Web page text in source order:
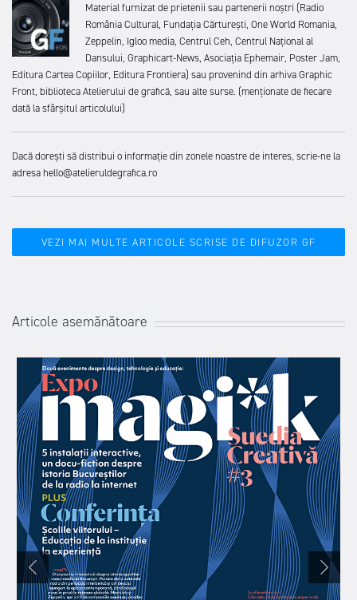
Material furnizat de prietenii sau partenerii noștri (Radio
România Cultural, Fundația Cărturești, One World Romania,
Zeppelin, Igloo media, Centrul Ceh, Centrul Național al
Dansului, Graphicart-News, Asociația Ephemair, Poster Jam,
Editura Cartea Copiilor, Editura Frontiera) sau provenind din arhiva Graphic
Front, biblioteca Atelierului de grafică, sau alte surse. (menționate de fiecare
dată la sfârșitul articolului)
Dacă dorești să distribui o informație din zonele noastre de interes, scrie-ne la
adresa hello@atelieruldegrafica.ro
VEZI MAI MULTE ARTICOLE SCRISE DE DIFUZOR GF
Articole asemănătoare